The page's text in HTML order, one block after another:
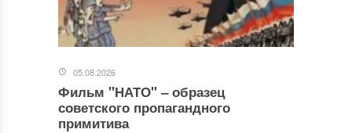
05.08.2026
Фильм "НАТО" ‒ образец
советского пропагандного
примитива